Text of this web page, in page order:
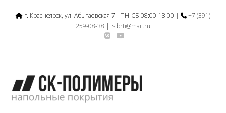
г. Красноярск, ул. Абытаевская 7| ПН-СБ 08:00-18:00 |
+7 (391)
259-08-38 | sibrti@mail.ru